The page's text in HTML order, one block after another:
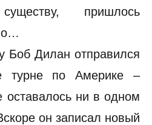
пришлось
Боб Дилан отправился
турне по Америке –
оставалось ни в одном
он записал новый